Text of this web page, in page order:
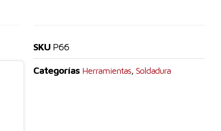
SKU P66
Categorías Herramientas,Soldadura